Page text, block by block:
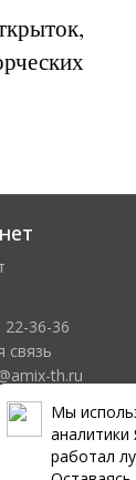
Мы
работал
22-36-36
связь
th.ru